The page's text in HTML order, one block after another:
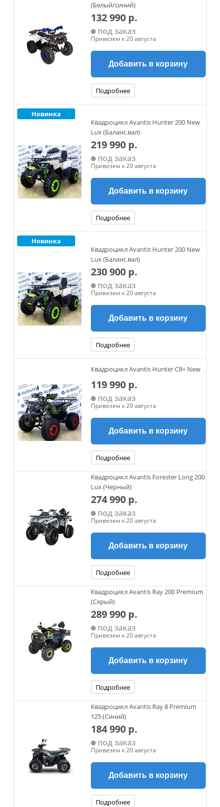
(Белый/синий)
132 990 р.
под заказ
Привезем к 20 августа
Добавить в корзину
Подробнее
Новинка
Квадроцикл Avantis Hunter 200 New
Lux (Баланс.вал)
219 990 р.
под заказ
Привезем к 20 августа
Добавить в корзину
Подробнее
Новинка
Квадроцикл Avantis Hunter 200 New
Lux (Баланс.вал)
230 900 р.
под заказ
Привезем к 20 августа
Добавить в корзину
Подробнее
Квадроцикл Avantis Hunter C8+ New
119 990 р.
под заказ
Привезем к 20 августа
Добавить в корзину
Подробнее
Квадроцикл Avantis Forester Long 200
Lux (Черный)
274 990 р.
под заказ
Привезем к 20 августа
Добавить в корзину
Подробнее
Квадроцикл Avantis Ray 200 Premium
(Серый)
289 990 р.
под заказ
Привезем к 20 августа
Добавить в корзину
Подробнее
Квадроцикл Avantis Ray 8 Premium
125 (Синий)
184 990 р.
под заказ
Привезем к 20 августа
Добавить в корзину
Подробнее